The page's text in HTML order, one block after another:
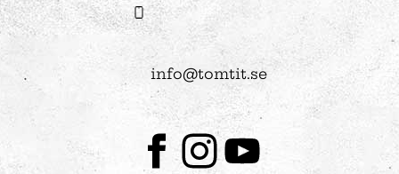
info@tomtit.se